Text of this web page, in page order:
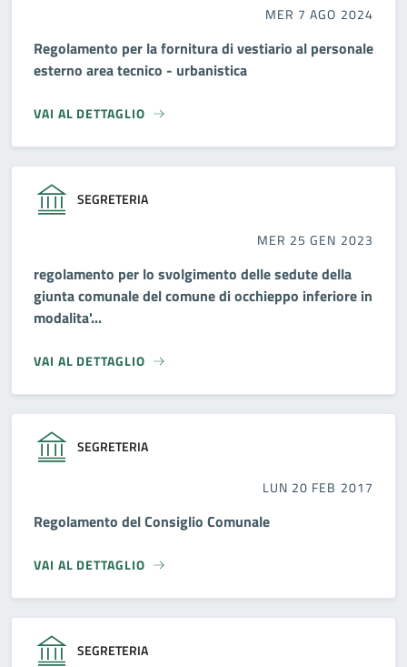
MER 7 AGO 2024
Regolamento per la fornitura di vestiario al personale
esterno area tecnico - urbanistica
VAI AL DETTAGLIO
SEGRETERIA
MER 25 GEN 2023
regolamento per lo svolgimento delle sedute della
giunta comunale del comune di occhieppo inferiore in
modalita'...
VAI AL DETTAGLIO
SEGRETERIA
LUN 20 FEB 2017
Regolamento del Consiglio Comunale
VAI AL DETTAGLIO
SEGRETERIA